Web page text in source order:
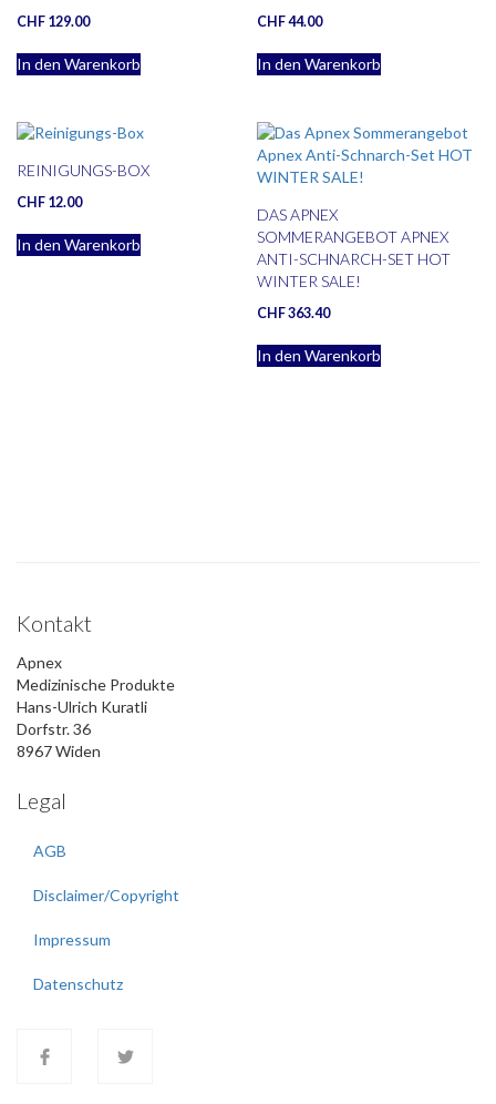
CHF 129.00
In den Warenkorb
CHF44.00
In den Warenkorb
REINIGUNGS-BOX
CHF 12.00
In den Warenkorb
DAS APNEX
SOMMERANGEBOT APNEX
ANTI-SCHNARCH-SET HOT
WINTER SALE!
CHF363.40
In den Warenkorb
Kontakt
Apnex
Medizinische Produkte
Hans-Ulrich Kuratli
Dorfstr. 36
8967 Widen
Legal
AGB
Disclaimer/Copyright
Impressum
Datenschutz